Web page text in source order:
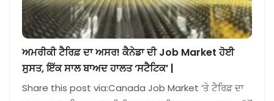
ਅਮਰੀਕੀ ਟੈਰਿਫ਼ ਦਾ ਅਸਰ! ਕੈਨੇਡਾ ਦੀ Job Market ਹੋਈ
ਸੁਸਤ, ਇੱਕ ਸਾਲ ਬਾਅਦ ਹਾਲਤ ‘ਸਟੈਟਿਕ’ |
Share this post via:Canada Job Market ‘ਤੇ ਟੈਰਿਫ਼ ਦਾ